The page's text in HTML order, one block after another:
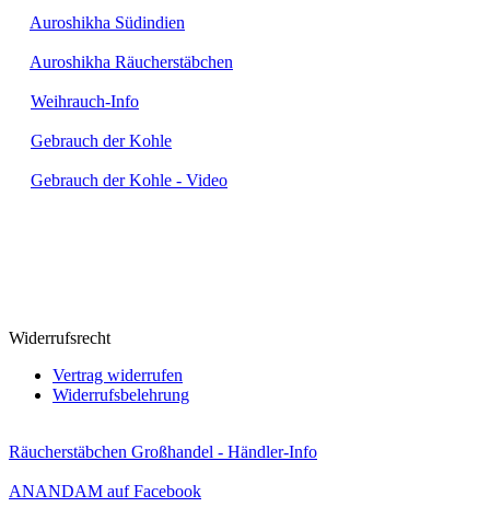
Auroshikha Südindien
Auroshikha Räucherstäbchen
Weihrauch-Info
Gebrauch der Kohle
Gebrauch der Kohle - Video
Widerrufsrecht
Vertrag widerrufen
Widerrufsbelehrung
Räucherstäbchen Großhandel - Händler-Info
ANANDAM auf Facebook